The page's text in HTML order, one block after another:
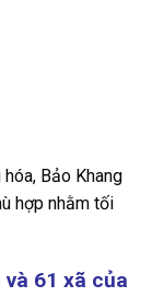
Bảo Khang
hợp nhằm tối
61 xã của